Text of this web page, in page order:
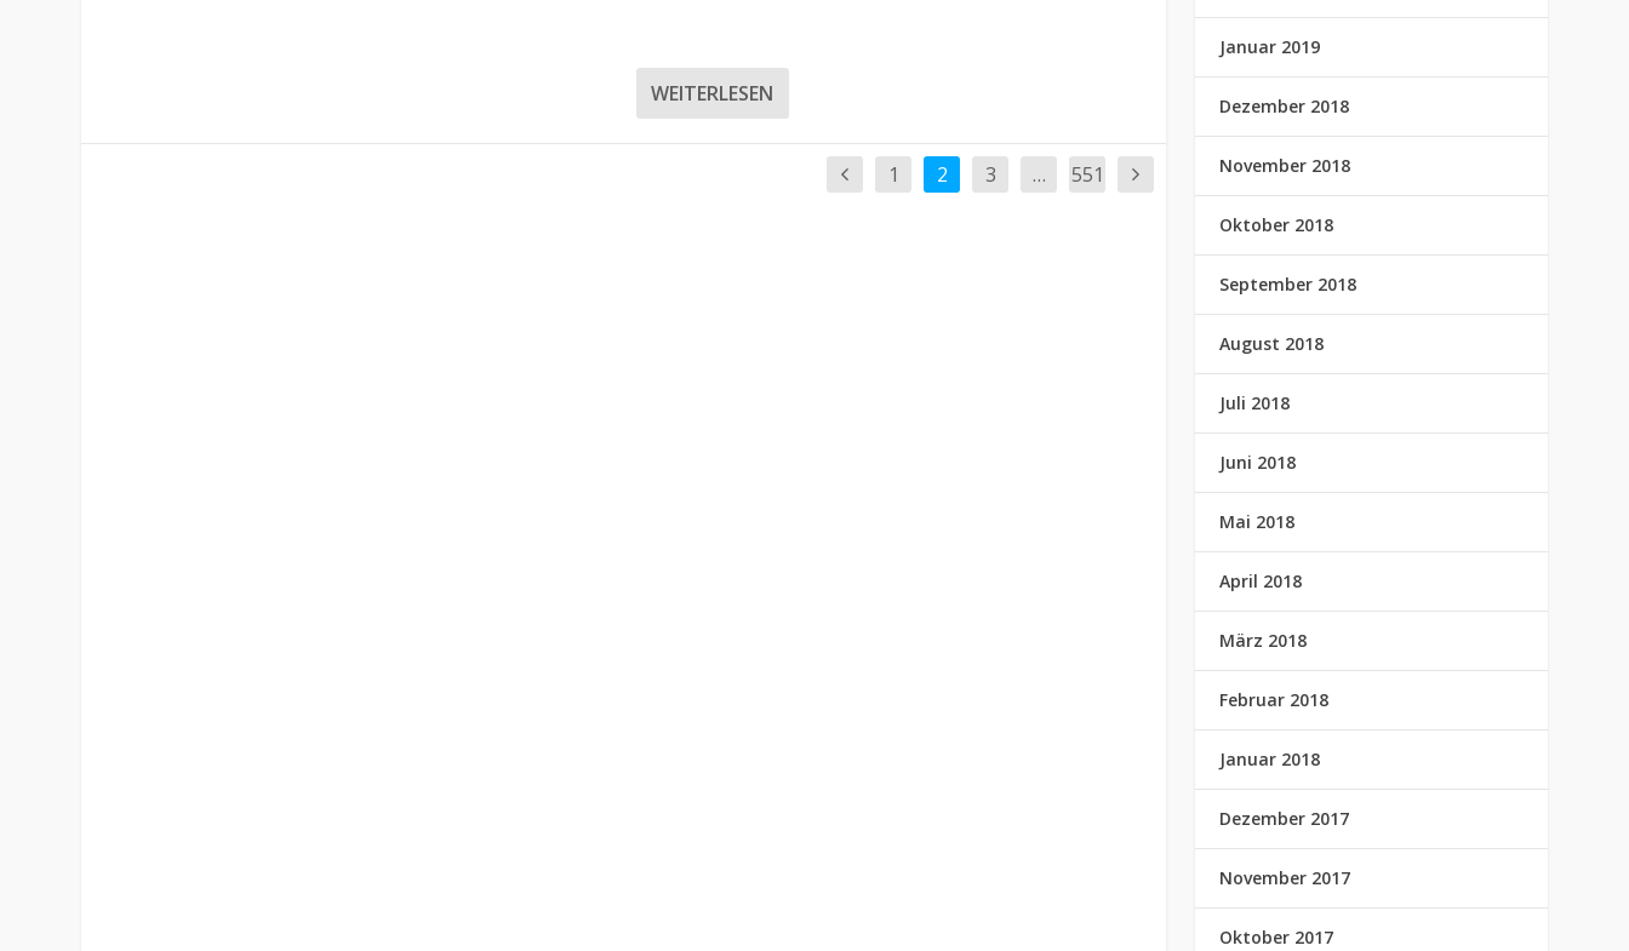
WEITERLESEN
1 2 3 … 551
Januar 2019
Dezember 2018
November 2018
Oktober 2018
September 2018
August 2018
Juli 2018
Juni 2018
Mai 2018
April 2018
März 2018
Februar 2018
Januar 2018
Dezember 2017
November 2017
Oktober 2017